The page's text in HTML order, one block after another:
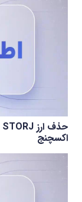
اکسچنج